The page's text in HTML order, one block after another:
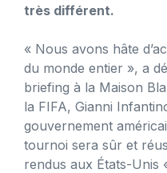
très différent.
« Nous avons hâte
du monde entier », a
briefing à la Maison
la FIFA, Gianni
gouvernement
tournoi sera sûr et
rendus aux États-Unis